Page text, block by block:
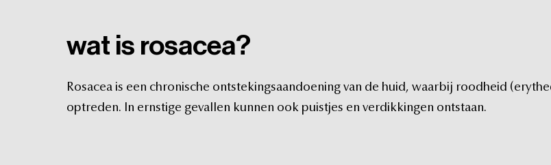
wat is rosacea?
Rosacea is een chronische ontstekingsaandoening van de huid, waarbij roodheid
optreden.
In ernstige gevallen kunnen ook puistjes en verdikkingen ontstaan.